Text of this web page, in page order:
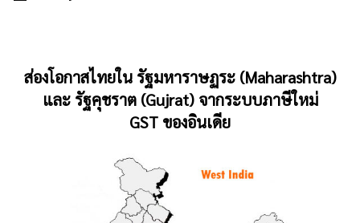
ส่องโอกาสไทยใน รัฐมหาราษฏระ (Maharashtra)
และ รัฐคุชราต (Gujrat) จากระบบภาษีใหม่
GST ของอินเดีย